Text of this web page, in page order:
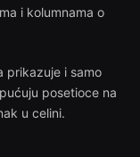
i kolumnama o
prikazuje i samo
posetioce na
u celini.